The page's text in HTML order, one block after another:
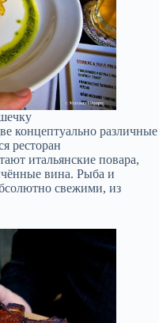
концептуально различные
ресторан
итальянские повара,
вина. Рыба и
свежими, из